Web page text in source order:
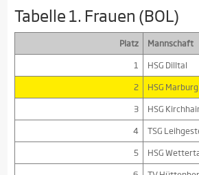
Tabelle 1. Frauen (BOL)
Platz Mannschaft
1
HSG Dilltal
2
HSG Marburg
3
HSG
4
TSG
5
HSG